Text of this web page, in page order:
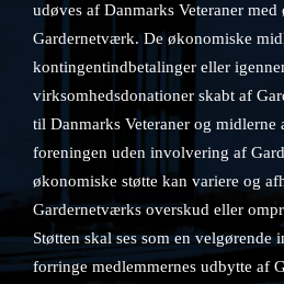
udøves af Danmarks Veteraner
Gardernetværk. De økonomiske
kontingentindbetalinger eller
virksomhedsdonationer skabt af
til Danmarks Veteraner og midlerne
foreningen uden involvering af
økonomiske støtte kan variere og
Gardernetværks overskud eller
Støtten skal ses som en velgørende
forringe medlemmernes udbytte af